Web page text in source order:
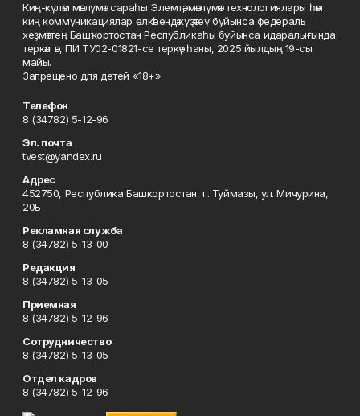
Киң-күләм мәғлүмәт сараһы Элемтә, мәғлүмәт технологиялары һәм
киң коммуникациялар өлкәһендә күҙәтеү буйынса федераль
хеҙмәттең Башҡортостан Республикаһы буйынса идаралығында
теркәлгән, ПИ ТУ02-01821-се теркәү һаны, 2025 йылдың 19-сы
майы.
Запрещено для детей «18+»
Телефон
8 (34782) 5-12-96
Эл. почта
tvest@yandex.ru
Адрес
452750, Республика Башкортостан, г. Туймазы, ул. Мичурина,
20Б
Рекламная служба
8 (34782) 5-13-00
Редакция
8 (34782) 5-13-05
Приемная
8 (34782) 5-12-96
Сотрудничество
8 (34782) 5-13-05
Отдел кадров
8 (34782) 5-12-96